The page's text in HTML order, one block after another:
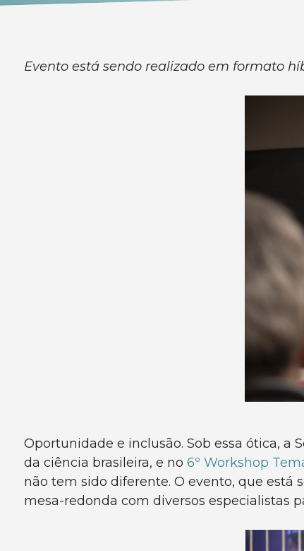
Evento está sendo realizado em formato
Oportunidade e inclusão. Sob essa ótica,
da ciência brasileira, e no 6º Workshop
não tem sido diferente. O evento, que está
mesa-redonda com diversos especialistas